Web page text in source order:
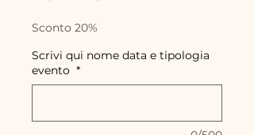
Sconto 20%
Scrivi qui nome data e tipologia
evento *